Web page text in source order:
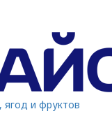
и фруктов